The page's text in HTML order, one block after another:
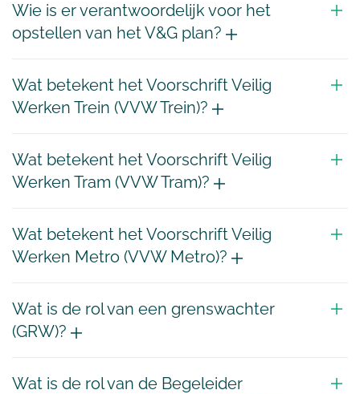
Wie is er verantwoordelijk voor het
opstellen van het V&G plan?
Wat betekent het Voorschrift Veilig
Werken Trein (VVW Trein)?
Wat betekent het Voorschrift Veilig
Werken Tram (VVW Tram)?
Wat betekent het Voorschrift Veilig
Werken Metro (VVW Metro)?
Wat is de rol van een grenswachter
(GRW)?
Wat is de rol van de Begeleider